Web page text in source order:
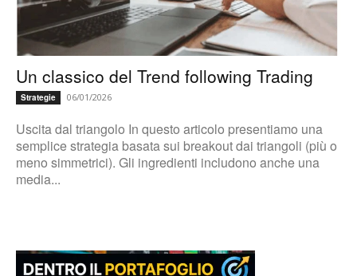
Un classico del Trend following Trading
Strategie 06/01/2026
Uscita dal triangolo In questo articolo presentiamo una
semplice strategia basata sui breakout dai triangoli (più o
meno simmetrici). Gli ingredienti includono anche una
media...